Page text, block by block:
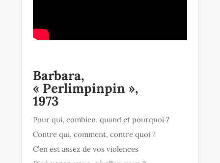
Barbara,
« Perlimpinpin »,
1973
Pour qui, combien, quand et pourquoi ?
Contre qui, comment, contre quoi ?
C’en est assez de vos violences